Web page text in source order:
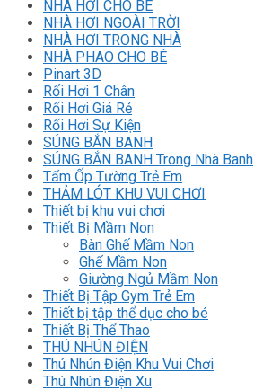
NHÀ HƠI CHO BÉ
NHÀ HƠI NGOÀI TRỜI
NHÀ HƠI TRONG NHÀ
NHÀ PHAO CHO BÉ
Pinart 3D
Rối Hơi 1 Chân
Rối Hơi Giá Rẻ
Rối Hơi Sự Kiện
SÚNG BẮN BANH
SÚNG BẮN BANH Trong Nhà Banh
Tấm Ốp Tường Trẻ Em
THẢM LÓT KHU VUI CHƠI
Thiết bị khu vui chơi
Thiết Bị Mầm Non
Bàn Ghế Mầm Non
Ghế Mầm Non
Giường Ngủ Mầm Non
Thiết Bị Tập Gym Trẻ Em
Thiết bị tập thể dục cho bé
Thiết Bị Thể Thao
THÚ NHÚN ĐIỆN
Thú Nhún Điện Khu Vui Chơi
Thú Nhún Điện Xu